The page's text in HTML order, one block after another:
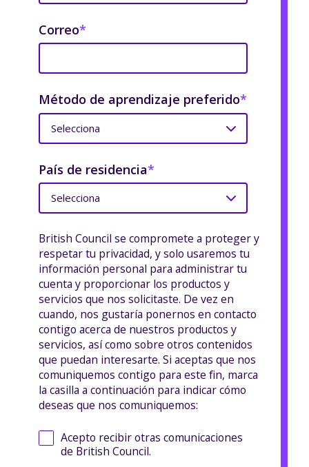
Correo*
Método de aprendizaje preferido*
País de residencia*
British Council se compromete a proteger y
respetar tu privacidad, y solo usaremos tu
información personal para administrar tu
cuenta y proporcionar los productos y
servicios que nos solicitaste. De vez en
cuando, nos gustaría ponernos en contacto
contigo acerca de nuestros productos y
servicios, así como sobre otros contenidos
que puedan interesarte. Si aceptas que nos
comuniquemos contigo para este fin, marca
la casilla a continuación para indicar cómo
deseas que nos comuniquemos:
Acepto recibir otras comunicaciones
de British Council.